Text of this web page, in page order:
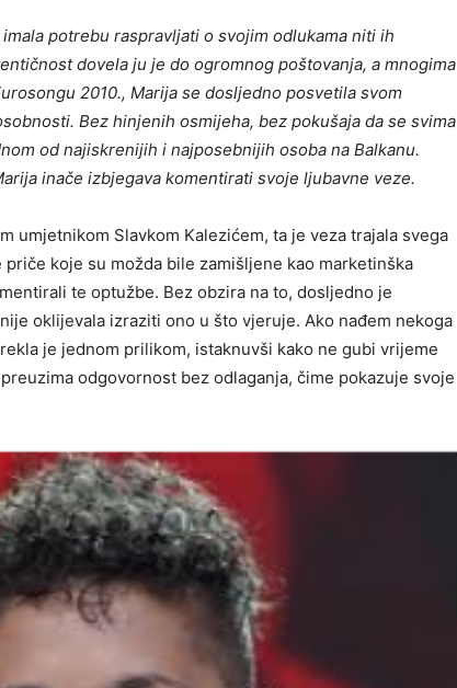
potrebu raspravljati o svojim odlukama niti ih
dovela ju je do ogromnog poštovanja, a mnogima
2010., Marija se dosljedno posvetila svom
Bez hinjenih osmijeha, bez pokušaja da se svima
od najiskrenijih i najposebnijih osoba na Balkanu.
inače izbjegava komentirati svoje ljubavne veze.
umjetnikom Slavkom Kalezićem, ta je veza trajala svega
koje su možda bile zamišljene kao marketinška
te optužbe. Bez obzira na to, dosljedno je
oklijevala izraziti ono u što vjeruje. Ako nađem nekoga
je jednom prilikom, istaknuvši kako ne gubi vrijeme
odgovornost bez odlaganja, čime pokazuje svoje